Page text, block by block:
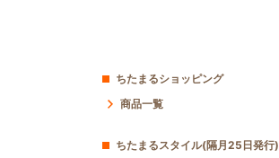
ちたまるショッピング
商品一覧
ちたまるスタイル(隔月25日発行)